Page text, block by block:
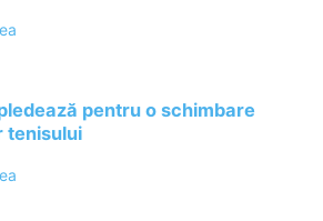
pentru o schimbare
tenisului